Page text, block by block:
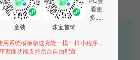
给你的企业带来巨大的机会。
公众号H5 APP等软件开发
童装 珠宝首饰
看更
多.....
用系统模板极速克隆一模一样小程序，
页面功能支持后台自由配置